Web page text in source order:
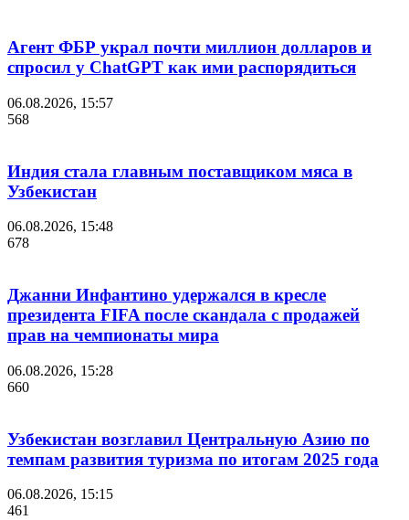
Агент ФБР украл почти миллион долларов и
спросил у ChatGPT как ими распорядиться
06.08.2026, 15:57
568
Индия стала главным поставщиком мяса в
Узбекистан
06.08.2026, 15:48
678
Джанни Инфантино удержался в кресле
президента FIFA после скандала с продажей
прав на чемпионаты мира
06.08.2026, 15:28
660
Узбекистан возглавил Центральную Азию по
темпам развития туризма по итогам 2025 года
06.08.2026, 15:15
461